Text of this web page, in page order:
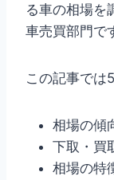
る車の相場を
車売買部門で
この記事では
相場の傾
下取・買
相場の特